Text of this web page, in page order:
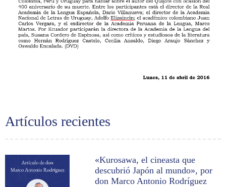
Artículos recientes
«Kurosawa, el cineasta que
descubrió Japón al mundo», por
don Marco Antonio Rodríguez